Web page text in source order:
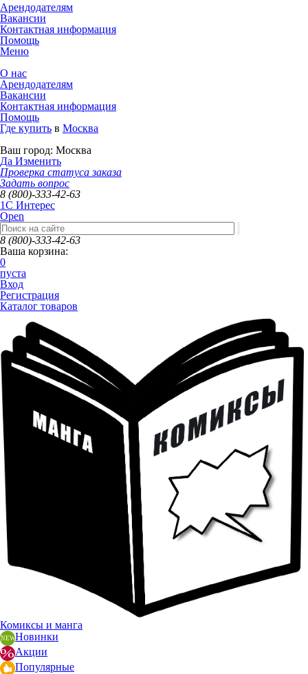
Арендодателям
Вакансии
Контактная информация
Помощь
Меню
О нас
Арендодателям
Вакансии
Контактная информация
Помощь
Где купить в Москва
Ваш город: Москва
Да Изменить
Проверка статуса заказа
Задать вопрос
8 (800)-333-42-63
1C Интерес
Open
8 (800)-333-42-63
Ваша корзина:
0
пуста
Вход
Регистрация
Каталог товаров
Комиксы и манга
Новинки
Акции
Популярные